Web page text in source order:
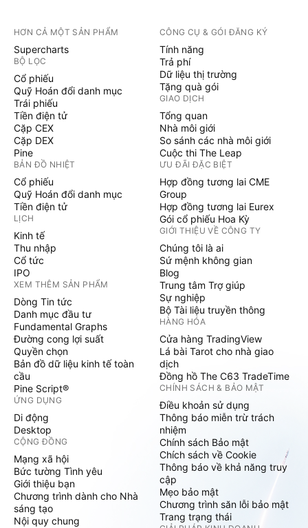
HƠN CẢ MỘT SẢN PHẨM
Supercharts
BỘ LỌC
Cổ phiếu
Quỹ Hoán đổi danh mục
Trái phiếu
Tiền điện tử
Cặp CEX
Cặp DEX
Pine
BẢN ĐỒ NHIỆT
Cổ phiếu
Quỹ Hoán đổi danh mục
Tiền điện tử
LỊCH
Kinh tế
Thu nhập
Cổ tức
IPO
XEM THÊM SẢN PHẨM
Dòng Tin tức
Danh mục đầu tư
Fundamental Graphs
Đường cong lợi suất
Quyền chọn
Bản đồ dữ liệu kinh tế toàn
cầu
Pine Script®
ỨNG DỤNG
Di động
Desktop
CỘNG ĐỒNG
Mạng xã hội
Bức tường Tình yêu
Giới thiệu bạn
Chương trình dành cho Nhà
sáng tạo
Nội quy chung
CÔNG CỤ & GÓI ĐĂNG KÝ
Tính năng
Trả phí
Dữ liệu thị trường
Tặng quà gói
GIAO DỊCH
Tổng quan
Nhà môi giới
So sánh các nhà môi giới
Cuộc thi The Leap
ƯU ĐÃI ĐẶC BIỆT
Hợp đồng tương lai CME
Group
Hợp đồng tương lai Eurex
Gói cổ phiếu Hoa Kỳ
GIỚI THIỆU VỀ CÔNG TY
Chúng tôi là ai
Sứ mệnh không gian
Blog
Trung tâm Trợ giúp
Sự nghiệp
Bộ Tài liệu truyền thông
HÀNG HÓA
Cửa hàng TradingView
Lá bài Tarot cho nhà giao
dịch
Đồng hồ The C63 TradeTime
CHÍNH SÁCH & BẢO MẬT
Điều khoản sử dụng
Thông báo miễn trừ trách
nhiệm
Chính sách Bảo mật
Chích sách về Cookie
Thông báo về khả năng truy
cập
Mẹo bảo mật
Chương trình săn lỗi bảo mật
Trang trạng thái